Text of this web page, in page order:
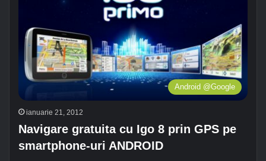
Android @Google
ianuarie 21, 2012
Navigare gratuita cu Igo 8 prin GPS pe
smartphone-uri ANDROID